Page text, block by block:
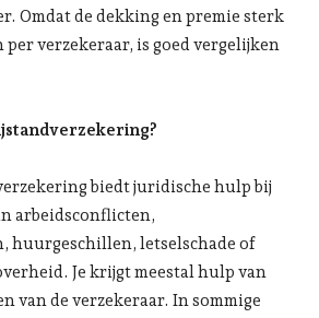
Omdat de dekking en premie sterk
verzekeraar, is goed vergelijken
biedt juridische hulp bij
arbeidsconflicten,
huurgeschillen, letselschade of
Je krijgt meestal hulp van
van de verzekeraar. In sommige